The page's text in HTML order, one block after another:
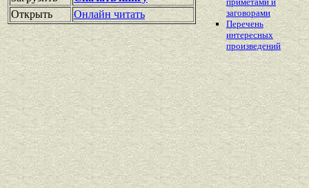
Открыть
Онлайн читать
заговорами
Перечень
интересных
произведений